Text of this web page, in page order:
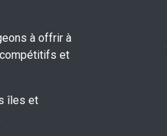
à offrir à
et
îles et